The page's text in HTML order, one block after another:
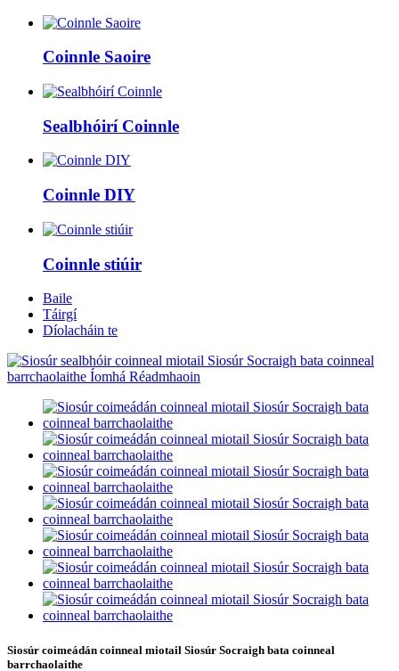
Coinnle Saoire
Sealbhóirí Coinnle
Coinnle DIY
Coinnle stiúir
Baile
Táirgí
Díolacháin te
Siosúr coimeádán coinneal miotail Siosúr Socraigh bata coinneal
barrchaolaithe